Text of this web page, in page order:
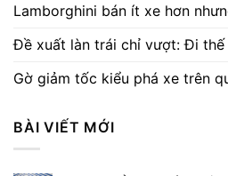
Lamborghini bán ít xe hơn
Đề xuất làn trái chỉ vượt: Đi thế
Gờ giảm tốc kiểu phá xe trên
BÀI VIẾT MỚI